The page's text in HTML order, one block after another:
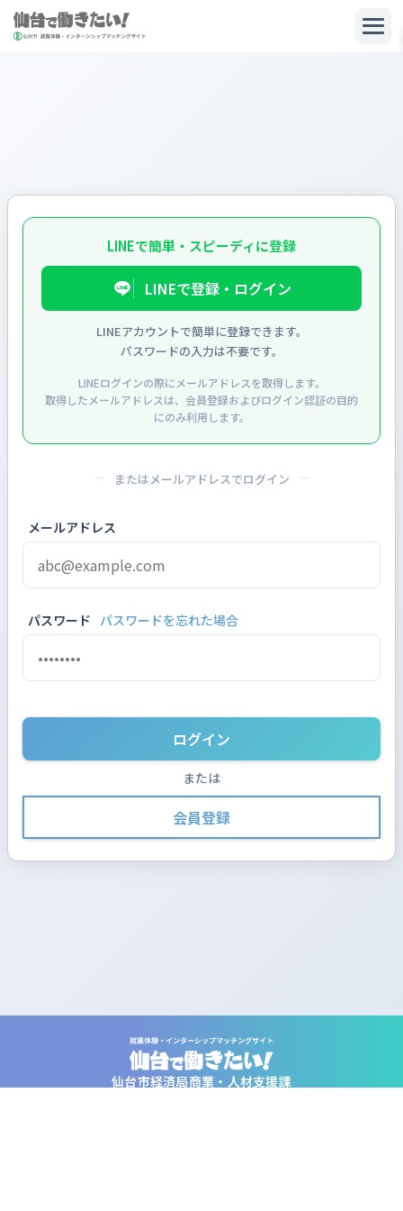
LINEで簡単・スピーディに登録
LINEで登録・ログイン
LINEアカウントで簡単に登録できます。
パスワードの入力は不要です。
LINEログインの際にメールアドレスを取得します。
取得したメールアドレスは、会員登録およびログイン認証の目的
にのみ利用します。
またはメールアドレスでログイン
メールアドレス
パスワード パスワードを忘れた場合
ログイン
または
会員登録
仙台市経済局商業・人材支援課